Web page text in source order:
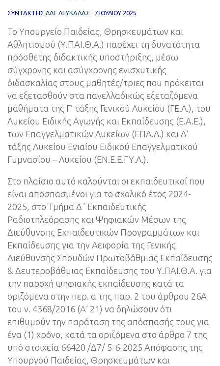
ΣΥΝΤΆΚΤΗΣ ΔΔΕ ΛΕΥΚΑΔΑΣ · 7 ΙΟΥΛΊΟΥ 2025
Το Υπουργείο Παιδείας, Θρησκευμάτων και
Αθλητισμού (Υ.ΠΑΙ.Θ.Α.) παρέχει τη δυνατότητα
πρόσθετης διδακτικής υποστήριξης, μέσω
σύγχρονης και ασύγχρονης ενισχυτικής
διδασκαλίας στους μαθητές/τριες που πρόκειται
να εξετασθούν στα πανελλαδικώς εξεταζόμενα
μαθήματα της Γ’ τάξης Γενικού Λυκείου (ΓΕ.Λ.), του
Λυκείου Ειδικής Αγωγής και Εκπαίδευσης (Ε.Α.Ε.),
των Επαγγελματικών Λυκείων (ΕΠΑ.Λ.) και Δ’
τάξης Λυκείου Ενιαίου Ειδικού Επαγγελματικού
Γυμνασίου – Λυκείου (ΕΝ.Ε.Ε.ΓΥ.Λ.).
Στο πλαίσιο αυτό καλούνται οι εκπαιδευτικοί που
είναι αποσπασμένοι για το σχολικό έτος 2024-
2025, στο Τμήμα Δ΄ Εκπαιδευτικής
Ραδιοτηλεόρασης και Ψηφιακών Μέσων της
Διεύθυνσης Εκπαιδευτικών Προγραμμάτων και
Εκπαίδευσης για την Αειφορία της Γενικής
Διεύθυνσης Σπουδών Πρωτοβάθμιας Εκπαίδευσης
& Δευτεροβάθμιας Εκπαίδευσης του Υ.ΠΑΙ.Θ.Α. για
την παροχή ψηφιακής εκπαίδευσης κατά τα
οριζόμενα στην περ. α της παρ. 2 του άρθρου 26Α
του ν. 4368/2016 (Α’ 21) να δηλώσουν ότι
επιθυμούν την παράταση της απόσπασής τους για
ένα (1) χρόνο, κατά τα οριζόμενα στο άρθρο 7 της
υπό στοιχεία 66420 /Δ7/ 5-6-2025 Απόφασης της
Υπουργού Παιδείας, Θρησκευμάτων και